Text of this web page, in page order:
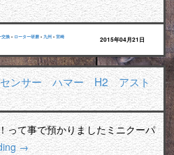
交換 • ローター研磨 • 九州 • 宮崎 2015年04月21日
ンサー ハマー H2 アスト
って事で預かりましたミニクーパ
→